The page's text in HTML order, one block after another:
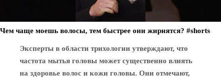
Чем чаще моешь волосы, тем быстрее они жирнятся? #shorts
Эксперты в области трихологии утверждают, что
частота мытья головы может существенно влиять
на здоровье волос и кожи головы. Они отмечают,